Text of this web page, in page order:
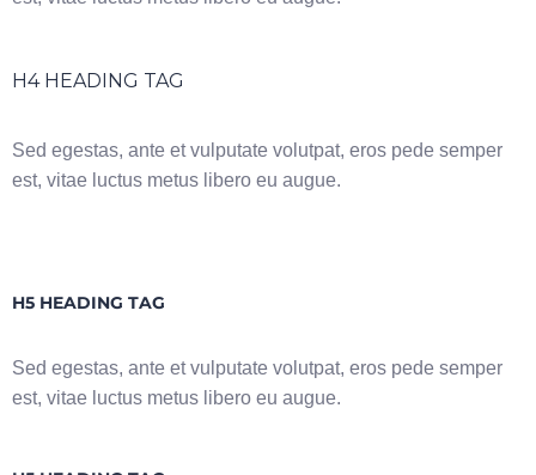
H4 HEADING TAG
Sed egestas, ante et vulputate volutpat, eros pede semper
est, vitae luctus metus libero eu augue.
H5 HEADING TAG
Sed egestas, ante et vulputate volutpat, eros pede semper
est, vitae luctus metus libero eu augue.